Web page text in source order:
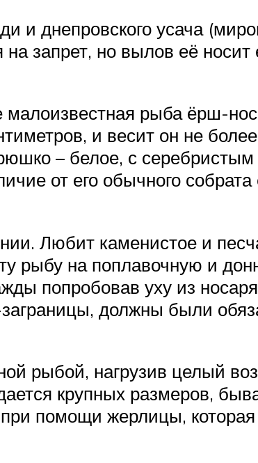
и днепровского усача
запрет, но вылов её
рыба ёрш-
и весит он не
– белое, с
от его обычного
Любит каменистое и
рыбу на поплавочную и
попробовав уху из
должны были
рыбой, нагрузив целый
крупных размеров,
помощи жерлицы,